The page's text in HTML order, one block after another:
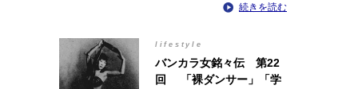
続きを読む
lifestyle
バンカラ女銘々伝 第22
回 「裸ダンサー」「学